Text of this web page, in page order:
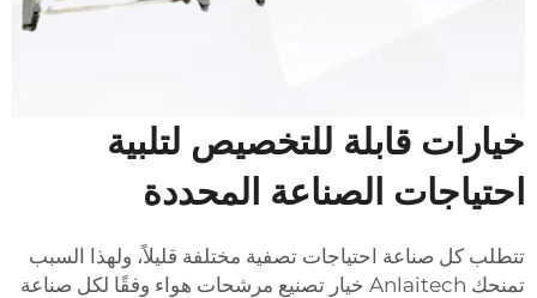
خيارات قابلة للتخصيص لتلبية
احتياجات الصناعة المحددة
تتطلب كل صناعة احتياجات تصفية مختلفة قليلاً، ولهذا السبب
تمنحك Anlaitech خيار تصنيع مرشحات هواء وفقًا لكل صناعة